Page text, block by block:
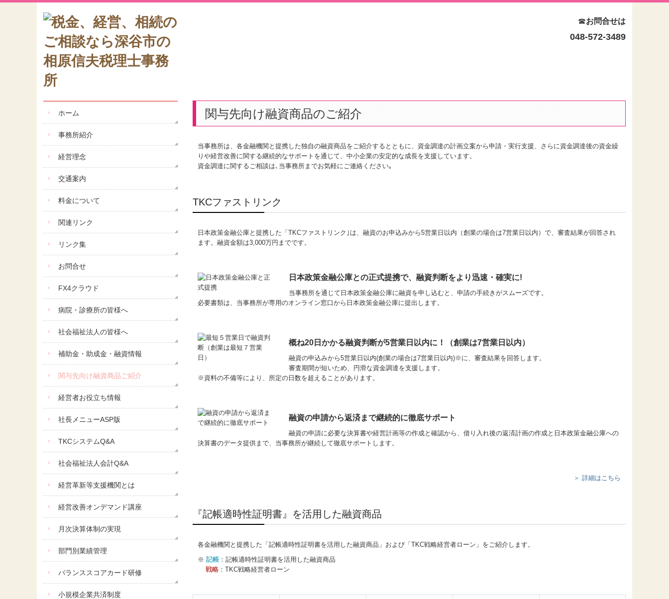
☎お問合せは
048-572-3489
ホーム
事務所紹介
経営理念
交通案内
料金について
関連リンク
リンク集
お問合せ
FX4クラウド
病院・診療所の皆様へ
社会福祉法人の皆様へ
補助金・助成金・融資情報
関与先向け融資商品ご紹介
経営者お役立ち情報
社長メニューASP版
TKCシステムQ&A
社会福祉法人会計Q&A
経営革新等支援機関とは
経営改善オンデマンド講座
月次決算体制の実現
部門別業績管理
バランススコアカード研修
小規模企業共済制度
関与先向け融資商品のご紹介
当事務所は、各金融機関と提携した独自の融資商品をご紹介するとともに、資金調達の計画立案から申請・実行支援、さらに資金調達後の資金繰
りや経営改善に関する継続的なサポートを通じて、中小企業の安定的な成長を支援しています。
資金調達に関するご相談は､当事務所までお気軽にご連絡ください｡
TKCファストリンク
日本政策金融公庫と提携した「TKCファストリンク｣は、融資のお申込みから5営業日以内（創業の場合は7営業日以内）で、審査結果が回答され
ます。融資金額は3,000万円までです。
日本政策金融公庫との正式提携で、融資判断をより迅速・確実に!
当事務所を通じて 日本政策金融公庫に融資を申し込むと、申請の手続きがスムーズです。
必要書類は、当事務所が専用のオンライン窓口から日本政策金融公庫に提出します。
概ね20日かかる融資判断が5営業日以内に！（創業は7営業日以内）
融資の申込みから5営業日以内(創業の場合は7営業日以内)※に、審査結果を回答します。
審査期間が短いため、円滑な資金調達を支援します。
※資料の不備等により、所定の日数を超えることがあります。
融資の申請から返済まで継続的に徹底サポート
融資の申請に必要な決算書や経営計画等の作成と確認から、借り入れ後の返済計画の作成と日本政策金融公庫への
決算書のデータ提供まで、当事務所が継続して徹底サポートします。
＞ 詳細はこちら
『記帳適時性証明書』を活用した融資商品
各金融機関と提携した「記帳適時性証明書を活用した融資商品」および「TKC戦略経営者ローン」をご紹介します。
※ 記帳 ：記帳適時性証明書を活用した融資商品
戦略 ：TKC戦略経営者ローン